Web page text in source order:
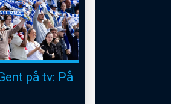
på tv: På